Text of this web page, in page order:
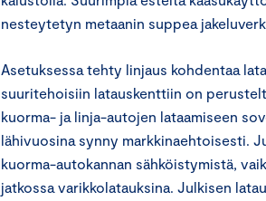
nesteytetyn metaanin suppea
Asetuksessa tehty linjaus kohdentaa
suuritehoisiin latauskenttiin on
kuorma- ja linja-autojen lataamiseen
lähivuosina synny markkinaehtoisesti.
kuorma-autokannan sähköistymistä,
jatkossa varikkolatauksina. Julkisen